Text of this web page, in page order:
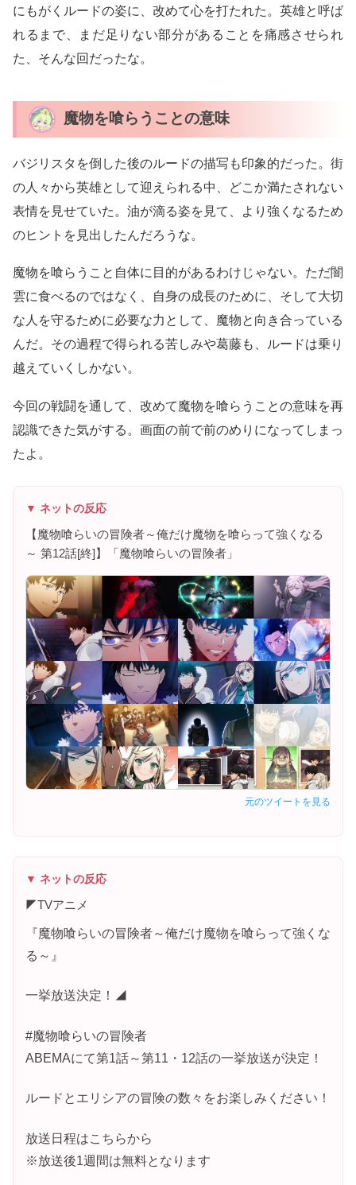
にもがくルードの姿に、改めて心を打たれた。英雄と呼ば
れるまで、まだ足りない部分があることを痛感させられ
た、そんな回だったな。
魔物を喰らうことの意味
バジリスタを倒した後のルードの描写も印象的だった。街
の人々から英雄として迎えられる中、どこか満たされない
表情を見せていた。油が滴る姿を見て、より強くなるため
のヒントを見出したんだろうな。
魔物を喰らうこと自体に目的があるわけじゃない。ただ闇
雲に食べるのではなく、自身の成長のために、そして大切
な人を守るために必要な力として、魔物と向き合っている
んだ。その過程で得られる苦しみや葛藤も、ルードは乗り
越えていくしかない。
今回の戦闘を通して、改めて魔物を喰らうことの意味を再
認識できた気がする。画面の前で前のめりになってしまっ
たよ。
▼ ネットの反応
【魔物喰らいの冒険者～俺だけ魔物を喰らって強くなる
～ 第12話[終]】「魔物喰らいの冒険者」
元のツイートを見る
▼ ネットの反応
◤TVアニメ
『魔物喰らいの冒険者～俺だけ魔物を喰らって強くな
る～』
一挙放送決定！◢
#魔物喰らいの冒険者
ABEMAにて第1話～第11・12話の一挙放送が決定！
ルードとエリシアの冒険の数々をお楽しみください！
放送日程はこちらから
※放送後1週間は無料となります